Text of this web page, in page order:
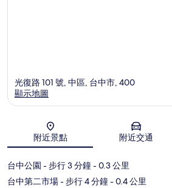
地圖
光復路 101 號, 中區, 台中市, 400
顯示地圖
附近景點 附近交通
台中公園 - 步行 3 分鐘- 0.3 公里
台中第二市場- 步行 4 分鐘- 0.4 公里